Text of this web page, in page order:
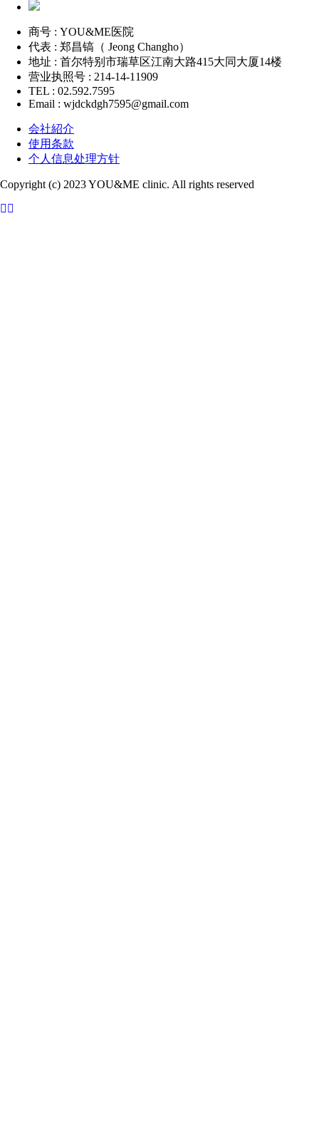
商号 : YOU&ME医院
代表 : 郑昌镐（ Jeong Changho）
地址 : 首尔特别市瑞草区江南大路415大同大厦14楼
营业执照号 : 214-14-11909
TEL : 02.592.7595
Email : wjdckdgh7595@gmail.com
会社紹介
使用条款
个人信息处理方针
Copyright (c) 2023 YOU&ME clinic. All rights reserved